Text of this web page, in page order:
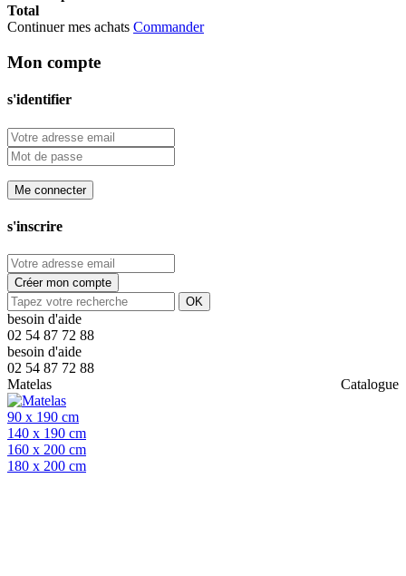
Total
Continuer mes achats Commander
Mon compte
s'identifier
Me connecter
s'inscrire
Créer mon compte
OK
besoin d'aide
02 54 87 72 88
besoin d'aide
02 54 87 72 88
Catalogue
Matelas
90 x 190 cm
140 x 190 cm
160 x 200 cm
180 x 200 cm